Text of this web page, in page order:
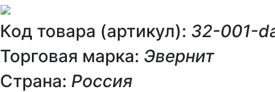
Код товара (артикул): 32-001-
Торговая марка: Эвернит
Страна: Россия